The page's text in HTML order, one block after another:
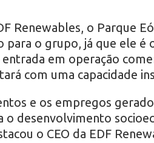
Renewables, o Parque
para o grupo, já que ele
entrada em operação
com uma capacidade
e os empregos
o desenvolvimento
o CEO da EDF